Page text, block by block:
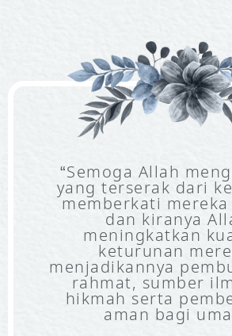
“Semoga Allah
yang terserak dari
memberkati
dan kiranya
meningkatkan
keturunan
menjadikannya
rahmat, sumber
hikmah serta
aman bagi